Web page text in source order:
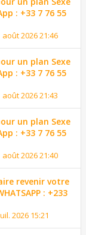
: +33 7 76 55
août 2026 21:46
un plan Sexe
: +33 7 76 55
août 2026 21:43
un plan Sexe
: +33 7 76 55
août 2026 21:40
revenir votre
: +233
2026 15:21